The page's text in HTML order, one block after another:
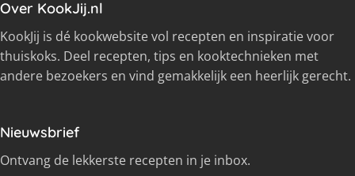
Over KookJij.nl
KookJij is dé kookwebsite vol recepten en inspiratie voor
thuiskoks. Deel recepten, tips en kooktechnieken met
andere bezoekers en vind gemakkelijk een heerlijk gerecht.
Nieuwsbrief
Ontvang de lekkerste recepten in je inbox.